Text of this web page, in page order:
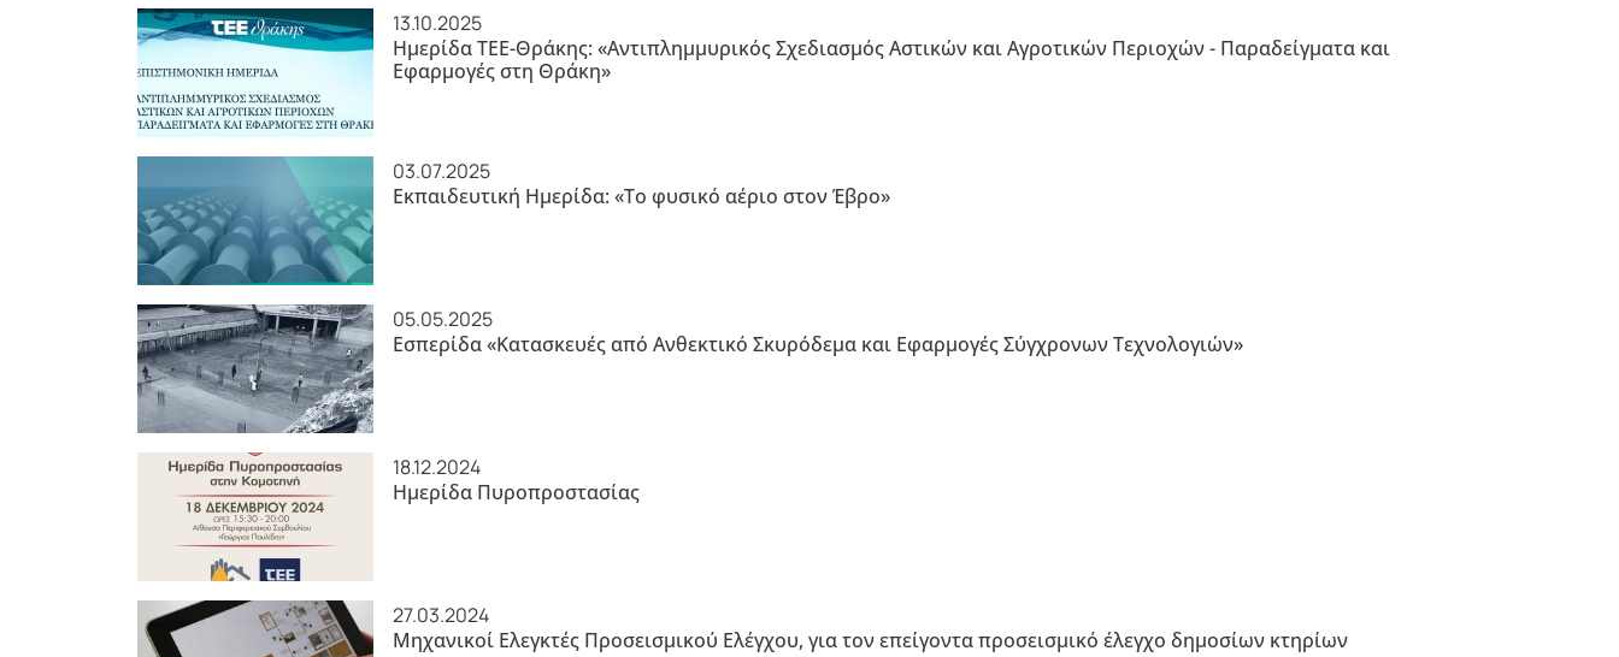
13.10.2025
Ημερίδα ΤΕΕ-Θράκης: «Αντιπλημμυρικός Σχεδιασμός Αστικών και Αγροτικών Περιοχών - Παραδείγματα και
Εφαρμογές στη Θράκη»
03.07.2025
Εκπαιδευτική Ημερίδα: «Το φυσικό αέριο στον Έβρο»
05.05.2025
Εσπερίδα «Κατασκευές από Ανθεκτικό Σκυρόδεμα και Εφαρμογές Σύγχρονων Τεχνολογιών»
18.12.2024
Ημερίδα Πυροπροστασίας
27.03.2024
Μηχανικοί Ελεγκτές Προσεισμικού Ελέγχου, για τον επείγοντα προσεισμικό έλεγχο δημοσίων κτηρίων